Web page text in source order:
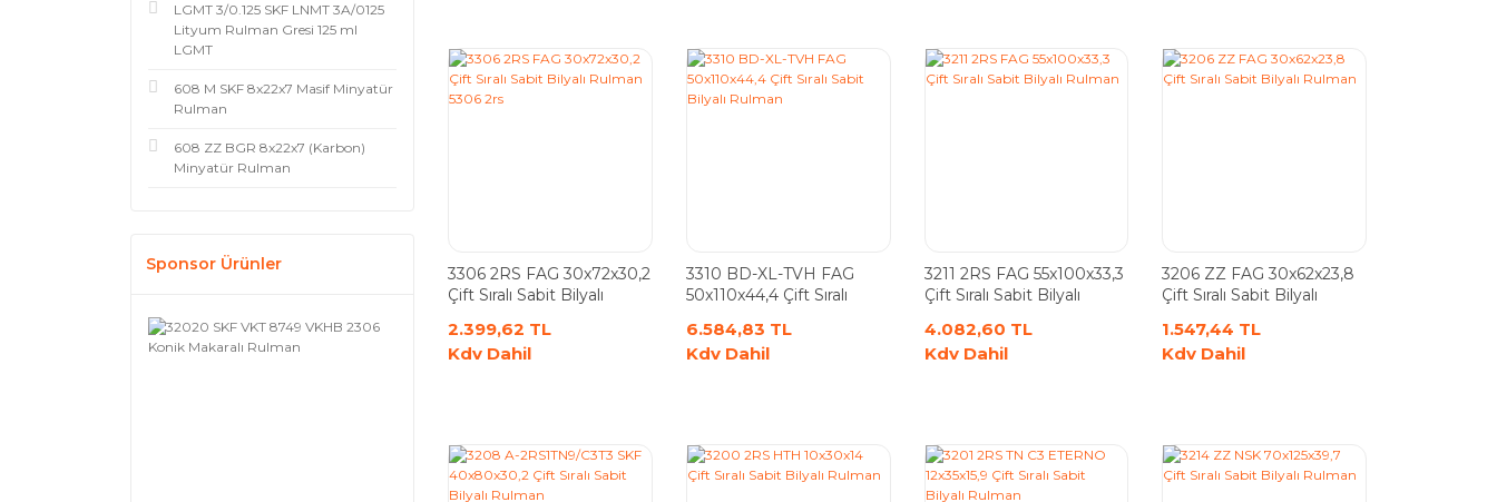
LGMT 3/0.125 SKF LNMT 3A/0125
Lityum Rulman Gresi 125 ml
LGMT
608 M SKF 8x22x7 Masif Minyatür
Rulman
608 ZZ BGR 8x22x7 (Karbon)
Minyatür Rulman
Sponsor Ürünler
3306 2RS FAG 30x72x30,2
Çift Sıralı Sabit Bilyalı
2.399,62 TL
Kdv Dahil
3310 BD-XL-TVH FAG
50x110x44,4 Çift Sıralı
6.584,83 TL
Kdv Dahil
3211 2RS FAG 55x100x33,3
Çift Sıralı Sabit Bilyalı
4.082,60 TL
Kdv Dahil
3206 ZZ FAG 30x62x23,8
Çift Sıralı Sabit Bilyalı
1.547,44 TL
Kdv Dahil